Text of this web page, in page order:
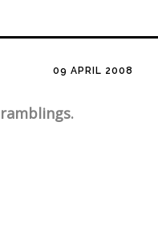
09 APRIL 2008